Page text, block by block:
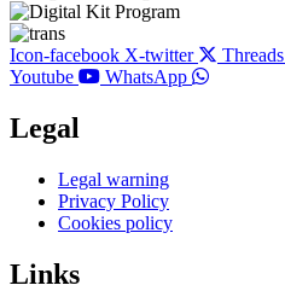
Icon-facebook X-twitter Threads
Youtube
WhatsApp
Legal
Main
Menu
Legal warning
Privacy Policy
Cookies policy
Links